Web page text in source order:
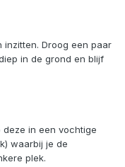
inzitten. Droog een paar
in de grond en blijf
in een vochtige
waarbij je de
plek.